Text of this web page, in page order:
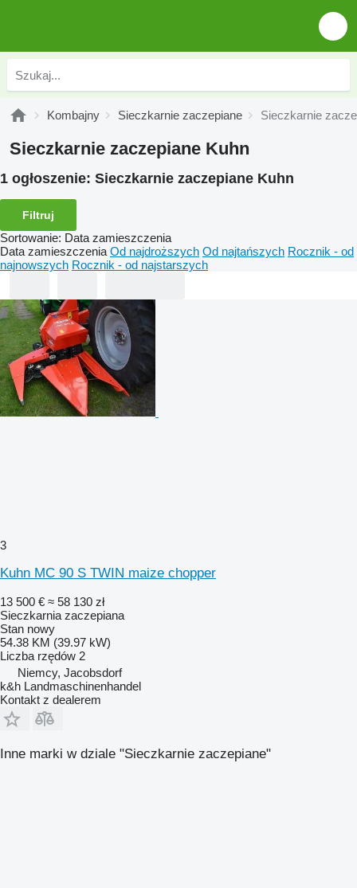
Kombajny Sieczkarnie zaczepiane Sieczkarnie
Sieczkarnie zaczepiane Kuhn
1 ogłoszenie: Sieczkarnie zaczepiane Kuhn
Filtruj
Sortowanie: Data zamieszczenia
Data zamieszczenia Od najdroższych Od najtańszych Rocznik - od
najnowszych Rocznik - od najstarszych
3
Kuhn MC 90 S TWIN maize chopper
13 500 € ≈ 58 130 zł
Sieczkarnia zaczepiana
Stan nowy
54.38 KM (39.97 kW)
Liczba rzędów 2
Niemcy, Jacobsdorf
k&h Landmaschinenhandel
Kontakt z dealerem
Inne marki w dziale "Sieczkarnie zaczepiane"